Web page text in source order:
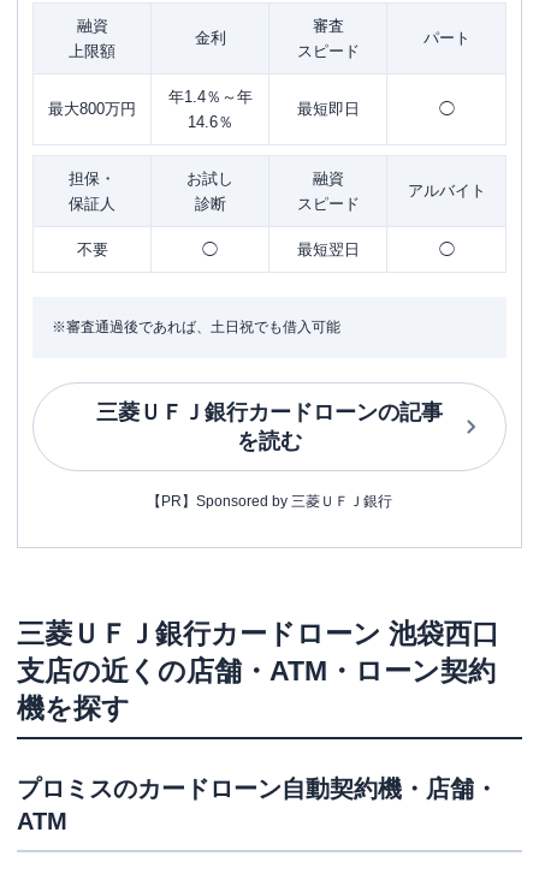
融資
上限額
金利
審査
スピード
パート
最大800万円
年1.4％～年
14.6％
最短即日 ◯
担保・
保証人
お試し
診断
融資
スピード
アルバイト
不要 ◯ 最短翌日 ◯
※審査通過後であれば、土日祝でも借入可能
三菱ＵＦＪ銀行カードローンの記事
を読む
【PR】Sponsored by 三菱ＵＦＪ銀行
三菱ＵＦＪ銀行カードローン 池袋西口
支店の近くの店舗・ATM・ローン契約
機を探す
プロミスのカードローン自動契約機・店舗・
ATM